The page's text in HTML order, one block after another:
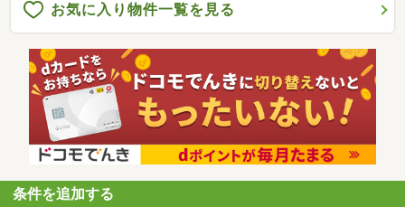
お気に入り物件一覧を見る
条件を追加する